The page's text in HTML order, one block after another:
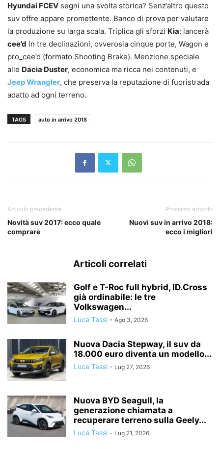
Hyundai FCEV segni una svolta storica? Senz’altro questo
suv offre appare promettente. Banco di prova per valutare
la produzione su larga scala. Triplica gli sforzi Kia: lancerà
cee’d in tre declinazioni, ovverosia cinque porte, Wagon e
pro_cee’d (formato Shooting Brake). Menzione speciale
alle Dacia Duster, economica ma ricca nei contenuti, e
Jeep Wrangler, che preserva la reputazione di fuoristrada
adatto ad ogni terreno.
TAGS auto in arrivo 2018
Articolo precedente
Novità suv 2017: ecco quale
comprare
Prossimo articolo
Nuovi suv in arrivo 2018:
ecco i migliori
Articoli correlati
Golf e T-Roc full hybrid, ID.Cross
già ordinabile: le tre
Volkswagen...
Luca Tassi - Ago 3, 2026
Nuova Dacia Stepway, il suv da
18.000 euro diventa un modello...
Luca Tassi - Lug 27, 2026
Nuova BYD Seagull, la
generazione chiamata a
recuperare terreno sulla Geely...
Luca Tassi - Lug 21, 2026